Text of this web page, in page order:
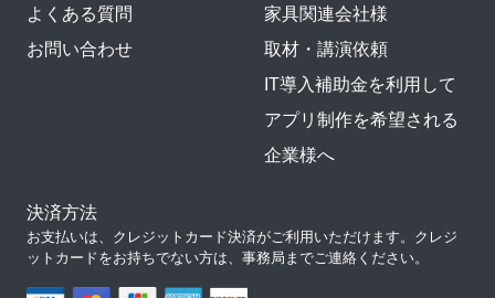
よくある質問
お問い合わせ
家具関連会社様
取材・講演依頼
IT導入補助金を利用して
アプリ制作を希望される
企業様へ
決済方法
お支払いは、クレジットカード決済がご利用いただけます。クレジ
ットカードをお持ちでない方は、事務局までご連絡ください。